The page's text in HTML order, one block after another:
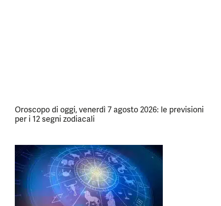
Oroscopo di oggi, venerdì 7 agosto 2026: le previsioni
per i 12 segni zodiacali